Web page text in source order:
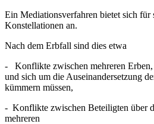
Ein Mediationsverfahren bietet sich für
Konstellationen an.
Nach dem Erbfall sind dies etwa
- Konflikte zwischen mehreren Erben,
und sich um die Auseinandersetzung
kümmern müssen,
- Konflikte zwischen Beteiligten über
mehreren